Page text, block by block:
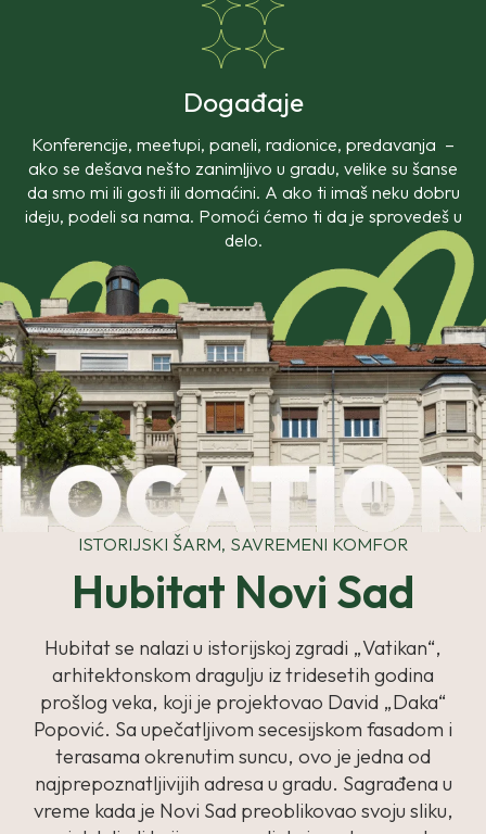
Događaje
Konferencije, meetupi, paneli, radionice, predavanja –
ako se dešava nešto zanimljivo u gradu, velike su šanse
da smo mi ili gosti ili domaćini. A ako ti imaš neku dobru
ideju, podeli sa nama. Pomoći ćemo ti da je sprovedeš u
delo.
ISTORIJSKI ŠARM, SAVREMENI KOMFOR
Hubitat Novi Sad
Hubitat se nalazi u istorijskoj zgradi „Vatikan“,
arhitektonskom dragulju iz tridesetih godina
prošlog veka, koji je projektovao David „Daka“
Popović. Sa upečatljivom secesijskom fasadom i
terasama okrenutim suncu, ovo je jedna od
najprepoznatljivijih adresa u gradu. Sagrađena u
vreme kada je Novi Sad preoblikovao svoju sliku,